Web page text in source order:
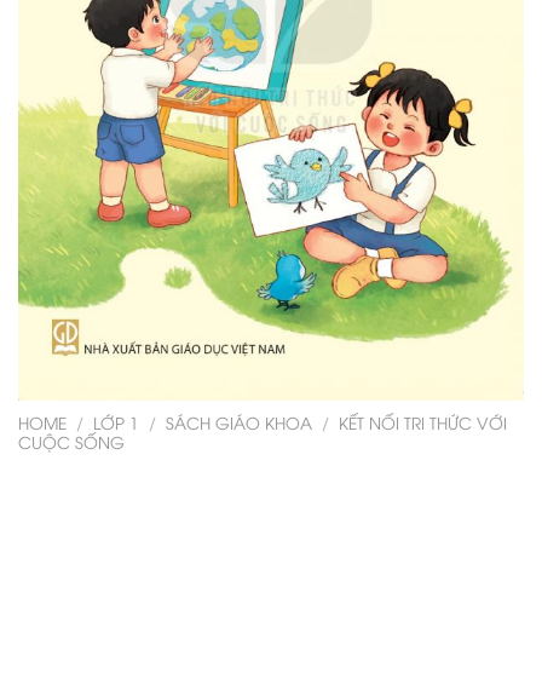
HOME / LỚP 1 / SÁCH GIÁO KHOA / KẾT NỐI TRI THỨC VỚI
CUỘC SỐNG